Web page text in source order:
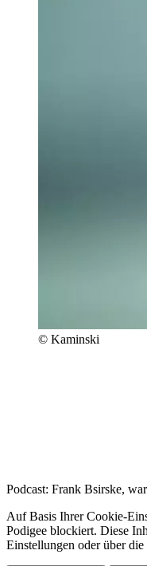
© Kaminski
Podcast: Frank Bsirske,
Auf Basis Ihrer Cookie-
Podigee blockiert. Diese
Einstellungen oder über